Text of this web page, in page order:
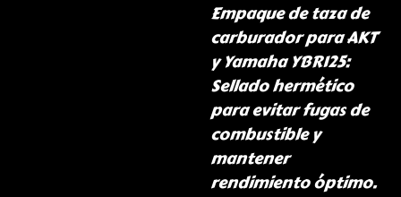
Empaque de taza de
carburador para AKT
y Yamaha YBR125:
Sellado hermético
para evitar fugas de
combustible y
mantener
rendimiento óptimo.